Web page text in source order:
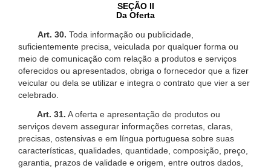
SEÇÃO II
Da Oferta
Art. 30. Toda informação ou publicidade,
suficientemente precisa, veiculada por qualquer forma ou
meio de comunicação com relação a produtos e serviços
oferecidos ou apresentados, obriga o fornecedor que a fizer
veicular ou dela se utilizar e integra o contrato que vier a ser
celebrado.
Art. 31. A oferta e apresentação de produtos ou
serviços devem assegurar informações corretas, claras,
precisas, ostensivas e em língua portuguesa sobre suas
características, qualidades, quantidade, composição, preço,
garantia, prazos de validade e origem, entre outros dados,